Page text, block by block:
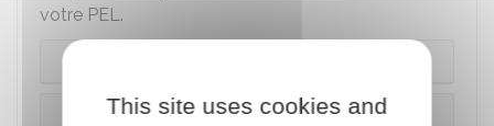
votre PEL.
PEL ouvert avant 2018
This site uses cookies and